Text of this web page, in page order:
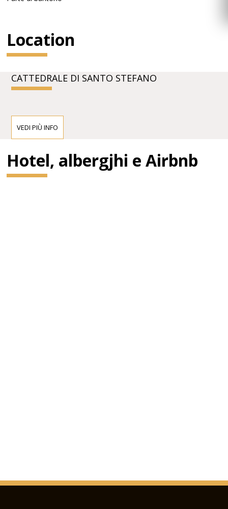
Location
CATTEDRALE DI SANTO STEFANO
VEDI PIÙ INFO
Hotel, albergjhi e Airbnb